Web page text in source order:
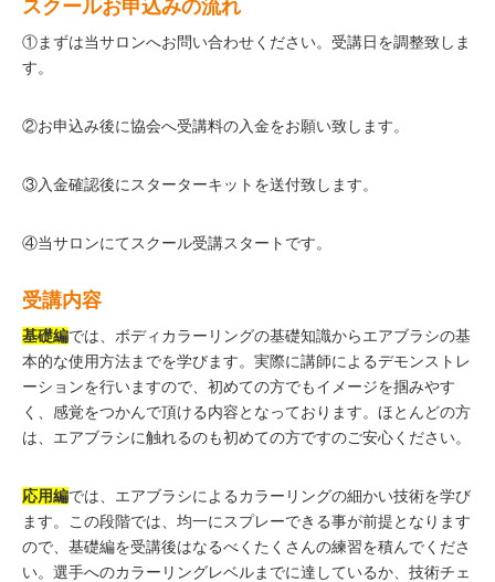
スクールお申込みの流れ
①まずは当サロンへお問い合わせください。受講日を調整致しま
す。
②お申込み後に協会へ受講料の入金をお願い致します。
③入金確認後にスターターキットを送付致します。
④当サロンにてスクール受講スタートです。
受講内容
基礎編では、ボディカラーリングの基礎知識からエアブラシの基
本的な使用方法までを学びます。実際に講師によるデモンストレ
ーションを行いますので、初めての方でもイメージを掴みやす
く、感覚をつかんで頂ける内容となっております。ほとんどの方
は、エアブラシに触れるのも初めての方ですのご安心ください。
応用編では、エアブラシによるカラーリングの細かい技術を学び
ます。この段階では、均一にスプレーできる事が前提となります
ので、基礎編を受講後はなるべくたくさんの練習を積んでくださ
い。選手へのカラーリングレベルまでに達しているか、技術チェ